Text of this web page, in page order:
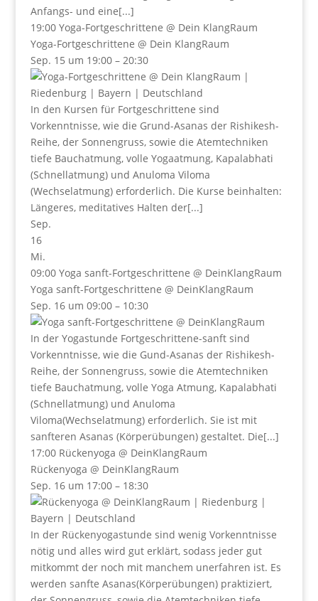
Anfangs- und eine[...]
19:00 Yoga-Fortgeschrittene @ Dein KlangRaum
Yoga-Fortgeschrittene @ Dein KlangRaum
Sep. 15 um 19:00 – 20:30
In den Kursen für Fortgeschrittene sind
Vorkenntnisse, wie die Grund-Asanas der Rishikesh-
Reihe, der Sonnengruss, sowie die Atemtechniken
tiefe Bauchatmung, volle Yogaatmung, Kapalabhati
(Schnellatmung) und Anuloma Viloma
(Wechselatmung) erforderlich. Die Kurse beinhalten:
Längeres, meditatives Halten der[...]
Sep.
16
Mi.
09:00 Yoga sanft-Fortgeschrittene @ DeinKlangRaum
Yoga sanft-Fortgeschrittene @ DeinKlangRaum
Sep. 16 um 09:00 – 10:30
In der Yogastunde Fortgeschrittene-sanft sind
Vorkenntnisse, wie die Gund-Asanas der Rishikesh-
Reihe, der Sonnengruss, sowie die Atemtechniken
tiefe Bauchatmung, volle Yoga Atmung, Kapalabhati
(Schnellatmung) und Anuloma
Viloma(Wechselatmung) erforderlich. Sie ist mit
sanfteren Asanas (Körperübungen) gestaltet. Die[...]
17:00 Rückenyoga @ DeinKlangRaum
Rückenyoga @ DeinKlangRaum
Sep. 16 um 17:00 – 18:30
In der Rückenyogastunde sind wenig Vorkenntnisse
nötig und alles wird gut erklärt, sodass jeder gut
mitkommt der noch mit manchem unerfahren ist. Es
werden sanfte Asanas(Körperübungen) praktiziert,